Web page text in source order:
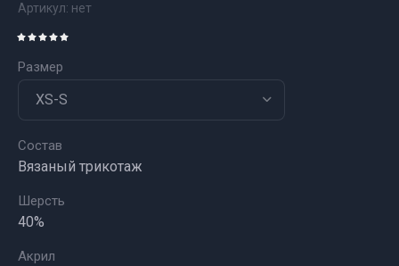
Артикул: нет
Размер
Состав
Вязаный трикотаж
Шерсть
40%
Акрил